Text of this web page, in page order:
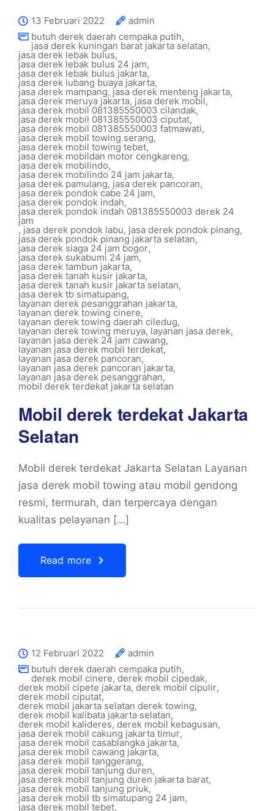
13 Februari 2022
admin
butuh derek daerah cempaka putih,
jasa derek kuningan barat jakarta selatan,
jasa derek lebak bulus,
jasa derek lebak bulus 24 jam,
jasa derek lebak bulus jakarta,
jasa derek lubang buaya jakarta,
jasa derek mampang, jasa derek menteng jakarta,
jasa derek meruya jakarta, jasa derek mobil,
jasa derek mobil 081385550003 cilandak,
jasa derek mobil 081385550003 ciputat,
jasa derek mobil 081385550003 fatmawati,
jasa derek mobil towing serang,
jasa derek mobil towing tebet,
jasa derek mobildan motor cengkareng,
jasa derek mobilindo,
jasa derek mobilindo 24 jam jakarta,
jasa derek pamulang, jasa derek pancoran,
jasa derek pondok cabe 24 jam,
jasa derek pondok indah,
jasa derek pondok indah 081385550003 derek 24
jam
, jasa derek pondok labu, jasa derek pondok pinang,
jasa derek pondok pinang jakarta selatan,
jasa derek siaga 24 jam bogor,
jasa derek sukabumi 24 jam,
jasa derek tambun jakarta,
jasa derek tanah kusir jakarta,
jasa derek tanah kusir jakarta selatan,
jasa derek tb simatupang,
layanan derek pesanggrahan jakarta,
layanan derek towing cinere,
layanan derek towing daerah ciledug,
layanan derek towing meruya, layanan jasa derek,
layanan jasa derek 24 jam cawang,
layanan jasa derek mobil terdekat,
layanan jasa derek pancoran,
layanan jasa derek pancoran jakarta,
layanan jasa derek pesanggrahan,
mobil derek terdekat jakarta selatan
Mobil derek terdekat Jakarta
Selatan
Mobil derek terdekat Jakarta Selatan Layanan
jasa derek mobil towing atau mobil gendong
resmi, termurah, dan terpercaya dengan
kualitas pelayanan […]
Read more
12 Februari 2022
admin
butuh derek daerah cempaka putih,
derek mobil cinere, derek mobil cipedak,
derek mobil cipete jakarta, derek mobil cipulir,
derek mobil ciputat,
derek mobil jakarta selatan derek towing,
derek mobil kalibata jakarta selatan,
derek mobil kalideres, derek mobil kebagusan,
jasa derek mobil cakung jakarta timur,
jasa derek mobil casablangka jakarta,
jasa derek mobil cawang jakarta,
jasa derek mobil tanggerang,
jasa derek mobil tanjung duren,
jasa derek mobil tanjung duren jakarta barat,
jasa derek mobil tanjung priuk,
jasa derek mobil tb simatupang 24 jam,
jasa derek mobil tebet,